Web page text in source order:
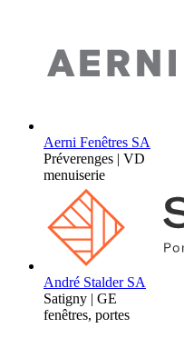
Aerni Fenêtres SA
Préverenges | VD
menuiserie
André Stalder SA
Satigny | GE
fenêtres, portes